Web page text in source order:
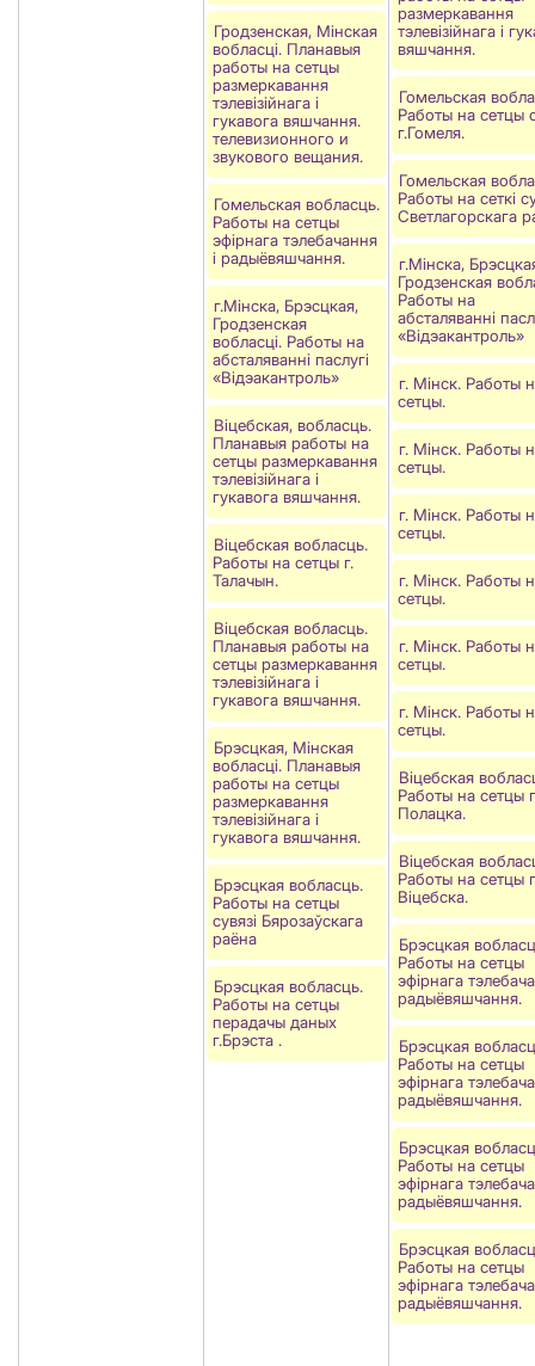
Гродзенская, Мінская
вобласці. Планавыя
работы на сетцы
размеркавання
тэлевізійнага і
гукавога вяшчання.
телевизионного и
звукового вещания.
Гомельская вобласць.
Работы на сетцы
эфірнага тэлебачання
і радыёвяшчання.
г.Мінска, Брэсцкая,
Гродзенская
вобласці. Работы на
абсталяваннi паслугi
«Вiдэакантроль»
Віцебская, вобласць.
Планавыя работы на
сетцы размеркавання
тэлевізійнага і
гукавога вяшчання.
Віцебская вобласць.
Работы на сетцы г.
Талачын.
Віцебская вобласць.
Планавыя работы на
сетцы размеркавання
тэлевізійнага і
гукавога вяшчання.
Брэсцкая, Мінская
вобласці. Планавыя
работы на сетцы
размеркавання
тэлевізійнага і
гукавога вяшчання.
Брэсцкая вобласць.
Работы на сетцы
сувязi Бярозаўскага
раёна
Брэсцкая вобласць.
Работы на сетцы
перадачы даных
г.Брэста .
размеркавання
тэлевізійнага і
вяшчання.
Гомельская
Работы на сетцы
г.Гомеля.
Гомельская
Работы на сеткi
Светлагорскага
г.Мінска,
Гродзенская
Работы на
абсталяваннi
«Вiдэакантроль»
г. Мінск. Работы
сетцы.
г. Мінск. Работы
сетцы.
г. Мінск. Работы
сетцы.
г. Мінск. Работы
сетцы.
г. Мінск. Работы
сетцы.
г. Мінск. Работы
сетцы.
Віцебская
Работы на сетцы
Полацка.
Віцебская
Работы на сетцы
Віцебска.
Брэсцкая
Работы на сетцы
эфірнага
радыёвяшчання.
Брэсцкая
Работы на сетцы
эфірнага
радыёвяшчання.
Брэсцкая
Работы на сетцы
эфірнага
радыёвяшчання.
Брэсцкая
Работы на сетцы
эфірнага
радыёвяшчання.